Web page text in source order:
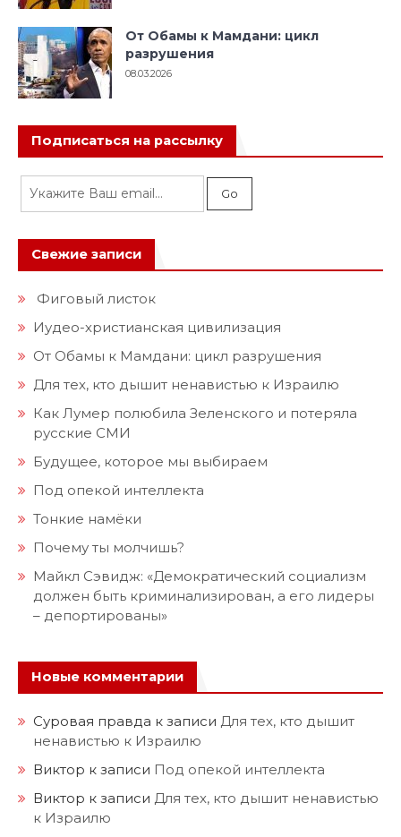
От Обамы к Мамдани: цикл
разрушения
08.03.2026
Подписаться на рассылку
Свежие записи
Фиговый листок
Иудео-христианская цивилизация
От Обамы к Мамдани: цикл разрушения
Для тех, кто дышит ненавистью к Израилю
Как Лумер полюбила Зеленского и потеряла
русские СМИ
Будущее, которое мы выбираем
Под опекой интеллекта
Тонкие намёки
Почему ты молчишь?
Майкл Сэвидж: «Демократический социализм
должен быть криминализирован, а его лидеры
– депортированы»
Новые комментарии
Суровая правда к записи Для тех, кто дышит
ненавистью к Израилю
Виктор к записи Под опекой интеллекта
Виктор к записи Для тех, кто дышит ненавистью
к Израилю